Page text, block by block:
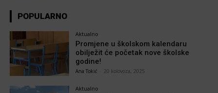
POPULARNO
Aktualno
Promjene u školskom kalendaru
obilježit će početak nove školske
godine!
Ana Tokić 20 kolovoza, 2025
Aktualno